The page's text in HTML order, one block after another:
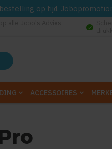
op tijd.
check_circle
ACCESSOIRES